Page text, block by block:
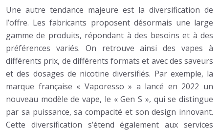
Une autre tendance majeure est la diversification de
l’offre. Les fabricants proposent désormais une large
gamme de produits, répondant à des besoins et à des
préférences variés. On retrouve ainsi des vapes à
différents prix, de différents formats et avec des saveurs
et des dosages de nicotine diversifiés. Par exemple, la
marque française « Vaporesso » a lancé en 2022 un
nouveau modèle de vape, le « Gen S », qui se distingue
par sa puissance, sa compacité et son design innovant.
Cette diversification s’étend également aux services